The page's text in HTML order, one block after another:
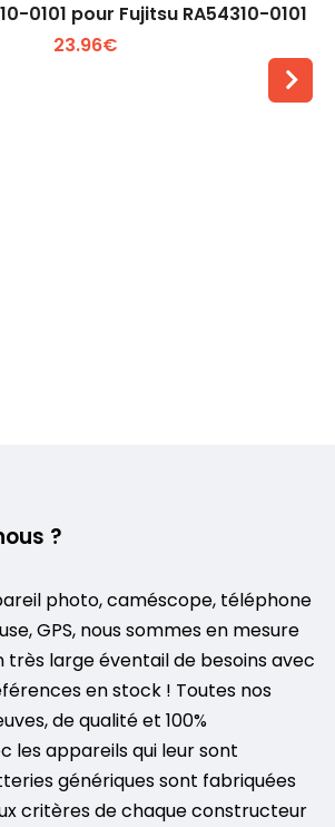
0101 pour Fujitsu RA54310-0101
23.96€
?
photo, caméscope, téléphone
GPS, nous sommes en mesure
très large éventail de besoins avec
en stock ! Toutes nos
de qualité et 100%
les appareils qui leur sont
génériques sont fabriquées
critères de chaque constructeur